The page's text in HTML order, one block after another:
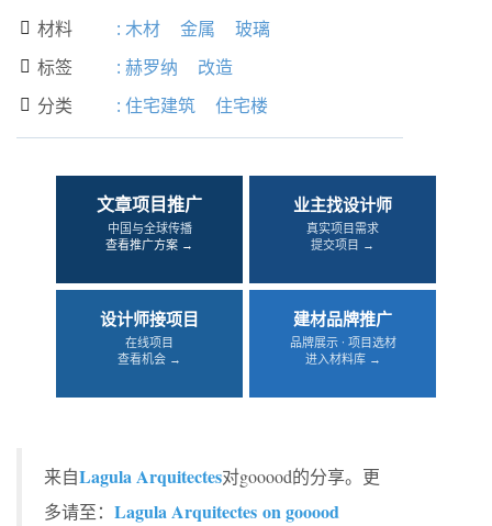
 材料 : 木材 金属 玻璃
 标签 : 赫罗纳 改造
 分类 : 住宅建筑 住宅楼
文章项目推广
中国与全球传播
查看推广方案 →
业主找设计师
真实项目需求
提交项目 →
设计师接项目
在线项目
查看机会 →
建材品牌推广
品牌展示 · 项目选材
进入材料库 →
来自Lagula Arquitectes对gooood的分享。更
多请至： Lagula Arquitectes on gooood